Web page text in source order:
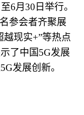
6月30日举行。
参会者齐聚展
越现实+”等热点
了中国5G发展
发展创新。